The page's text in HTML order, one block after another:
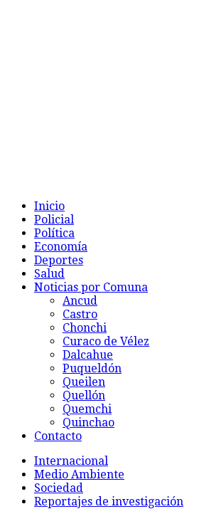
Inicio
Policial
Política
Economía
Deportes
Salud
Noticias por Comuna
Ancud
Castro
Chonchi
Curaco de Vélez
Dalcahue
Puqueldón
Queilen
Quellón
Quemchi
Quinchao
Contacto
Internacional
Medio Ambiente
Sociedad
Reportajes de investigación